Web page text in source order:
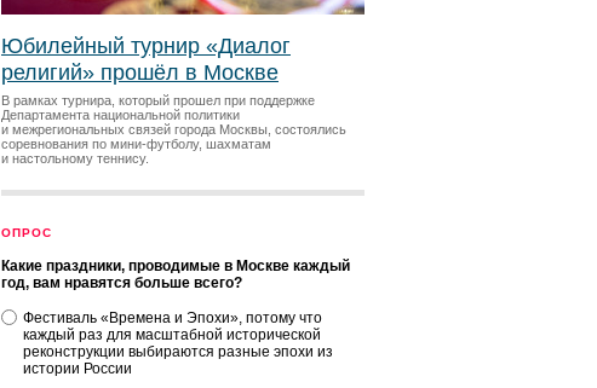
Юбилейный турнир «Диалог
религий» прошёл в Москве
В рамках турнира, который прошел при поддержке
Департамента национальной политики
и межрегиональных связей города Москвы, состоялись
соревнования по мини-футболу, шахматам
и настольному теннису.
ОПРОС
Какие праздники, проводимые в Москве каждый
год, вам нравятся больше всего?
Фестиваль «Времена и Эпохи», потому что
каждый раз для масштабной исторической
реконструкции выбираются разные эпохи из
истории России